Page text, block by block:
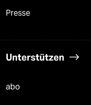
Presse
Unterstützen
abo